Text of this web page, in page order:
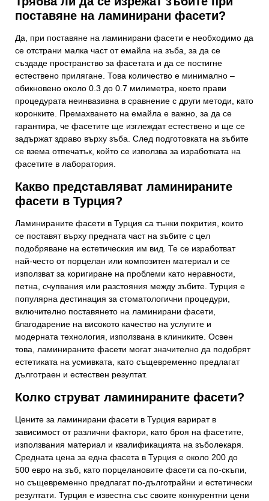
поставяне на ламинирани фасети?
Да, при поставяне на ламинирани фасети е необходимо да
се отстрани малка част от емайла на зъба, за да се
създаде пространство за фасетата и да се постигне
естествено прилягане. Това количество е минимално –
обикновено около 0.3 до 0.7 милиметра, което прави
процедурата неинвазивна в сравнение с други методи, като
коронките. Премахването на емайла е важно, за да се
гарантира, че фасетите ще изглеждат естествено и ще се
задържат здраво върху зъба. След подготовката на зъбите
се взема отпечатък, който се използва за изработката на
фасетите в лаборатория.
Какво представляват ламинираните
фасети в Турция?
Ламинираните фасети в Турция са тънки покрития, които
се поставят върху предната част на зъбите с цел
подобряване на естетическия им вид. Те се изработват
най-често от порцелан или композитен материал и се
използват за коригиране на проблеми като неравности,
петна, счупвания или разстояния между зъбите. Турция е
популярна дестинация за стоматологични процедури,
включително поставянето на ламинирани фасети,
благодарение на високото качество на услугите и
модерната технология, използвана в клиниките. Освен
това, ламинираните фасети могат значително да подобрят
естетиката на усмивката, като същевременно предлагат
дълготраен и естествен резултат.
Колко струват ламинираните фасети?
Цените за ламинирани фасети в Турция варират в
зависимост от различни фактори, като броя на фасетите,
използвания материал и квалификацията на зъболекаря.
Средната цена за една фасета в Турция е около 200 до
500 евро на зъб, като порцелановите фасети са по-скъпи,
но същевременно предлагат по-дълготрайни и естетически
резултати. Турция е известна със своите конкурентни цени